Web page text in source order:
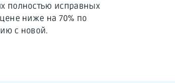
полностью исправных
ниже на 70% по
с новой.